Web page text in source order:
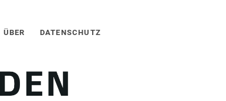
ÜBER DATENSCHUTZ